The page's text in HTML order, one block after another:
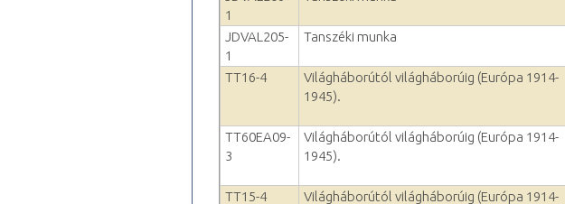
1
JDVAL205-
1
Tanszéki munka
TT16-4
Világháborútól világháborúig (Európa 1914-
1945).
TT60EA09-
3
Világháborútól világháborúig (Európa 1914-
1945).
TT15-4 Világháborútól világháborúig (Európa 1914-